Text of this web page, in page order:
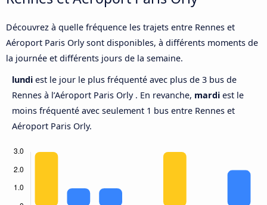
Découvrez à quelle fréquence les trajets entre Rennes et
Aéroport Paris Orly sont disponibles, à différents moments de
la journée et différents jours de la semaine.
lundi est le jour le plus fréquenté avec plus de 3 bus de
Rennes à l’Aéroport Paris Orly . En revanche, mardi est le
moins fréquenté avec seulement 1 bus entre Rennes et
Aéroport Paris Orly.